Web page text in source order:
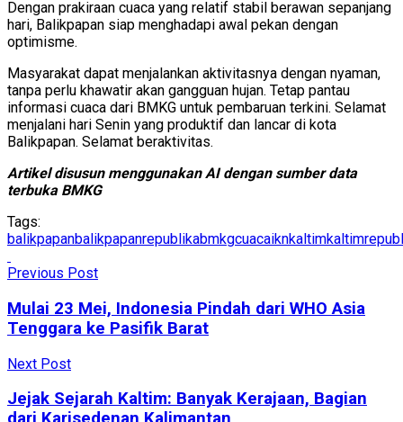
Dengan prakiraan cuaca yang relatif stabil berawan sepanjang
hari, Balikpapan siap menghadapi awal pekan dengan
optimisme.
Masyarakat dapat menjalankan aktivitasnya dengan nyaman,
tanpa perlu khawatir akan gangguan hujan. Tetap pantau
informasi cuaca dari BMKG untuk pembaruan terkini. Selamat
menjalani hari Senin yang produktif dan lancar di kota
Balikpapan. Selamat beraktivitas.
Artikel disusun menggunakan AI dengan sumber data
terbuka BMKG
Tags:
balikpapanbalikpapanrepublikabmkgcuacaiknkaltim
Previous Post
Mulai 23 Mei, Indonesia Pindah dari WHO Asia
Tenggara ke Pasifik Barat
Next Post
Jejak Sejarah Kaltim: Banyak Kerajaan, Bagian